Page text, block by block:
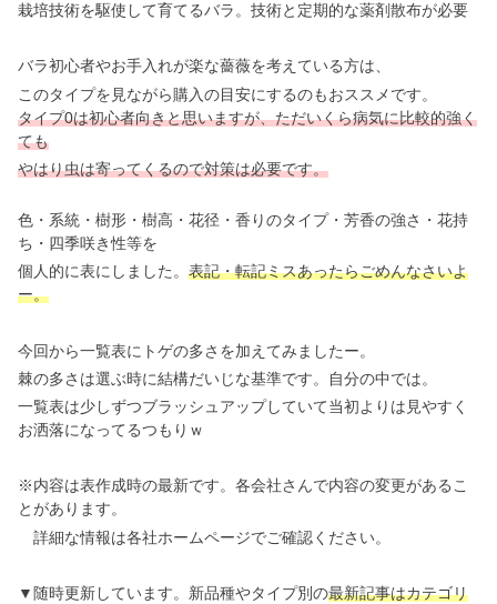
栽培技術を駆使して育てるバラ。技術と定期的な薬剤散布が必要
バラ初心者やお手入れが楽な薔薇を考えている方は、
このタイプを見ながら購入の目安にするのもおススメです。
タイプ0は初心者向きと思いますが、ただいくら病気に比較的強く
ても
やはり虫は寄ってくるので対策は必要です。
色・系統・樹形・樹高・花径・香りのタイプ・芳香の強さ・花持
ち・四季咲き性等を
個人的に表にしました。 表記・転記ミスあったらごめんなさいよ
ー。
今回から一覧表にトゲの多さを加えてみましたー。
棘の多さは選ぶ時に結構だいじな基準です。自分の中では。
一覧表は少しずつブラッシュアップしていて当初よりは見やすく
お洒落になってるつもりｗ
※内容は表作成時の最新です。各会社さんで内容の変更があるこ
とがあります。
詳細な情報は各社ホームページでご確認ください。
▼随時更新しています。新品種やタイプ別の最新記事はカテゴリ